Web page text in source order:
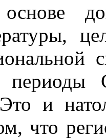
и
что